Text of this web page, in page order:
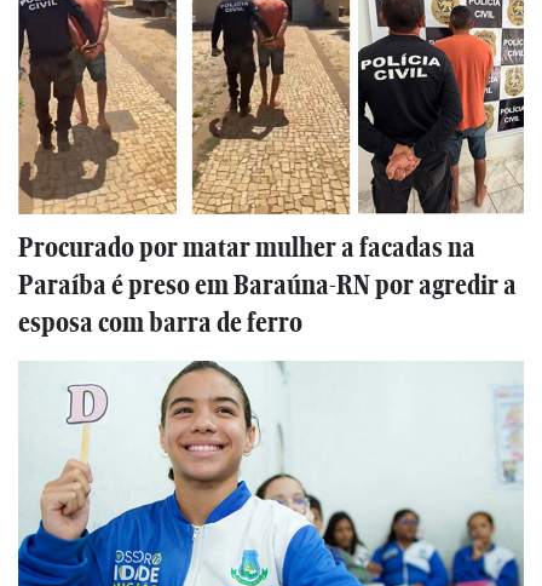
Procurado por matar mulher a facadas na
Paraíba é preso em Baraúna-RN por agredir a
esposa com barra de ferro